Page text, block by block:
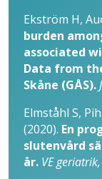
Ekström H,
burden
associated
Data from
Skåne (GÅS).
Elmståhl S,
(2020). En
slutenvård
år. VE